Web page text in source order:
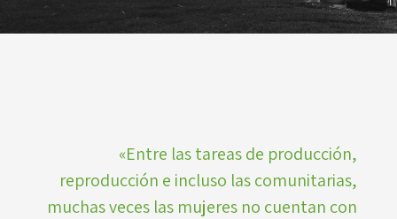
«Entre las tareas de producción,
reproducción e incluso las comunitarias,
muchas veces las mujeres no cuentan con